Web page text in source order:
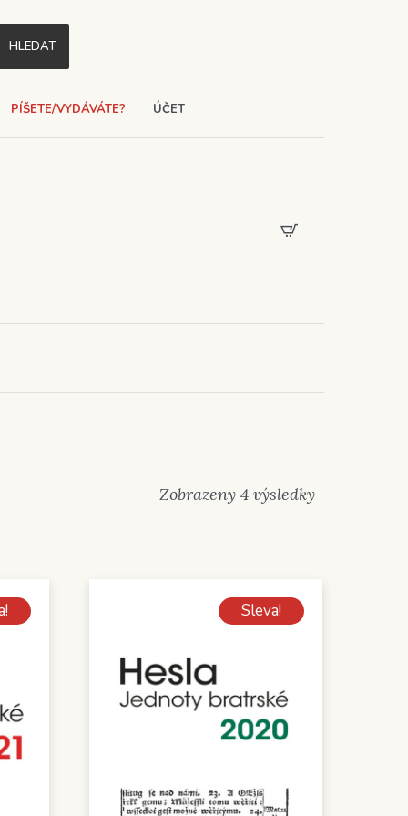
HLEDAT
PÍŠETE/VYDÁVÁTE? ÚČET
Zobrazeny 4 výsledkySeřazeno
Sleva!